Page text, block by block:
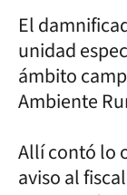
El
unidad
ámbito
Ambiente
Allí contó lo
aviso al